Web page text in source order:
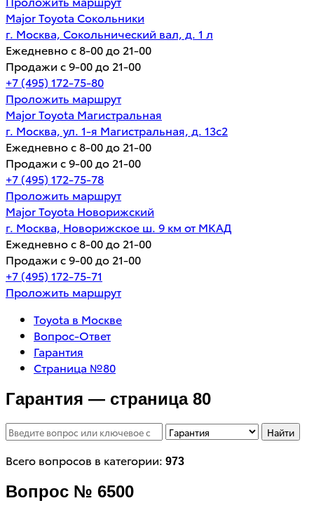
Major Toyota Сокольники
г. Москва, Сокольнический вал, д. 1 л
Ежедневно с 8-00 до 21-00
Продажи с 9-00 до 21-00
+7 (495) 172-75-80
Проложить маршрут
Major Toyota Магистральная
г. Москва, ул. 1-я Магистральная, д. 13с2
Ежедневно с 8-00 до 21-00
Продажи с 9-00 до 21-00
+7 (495) 172-75-78
Проложить маршрут
Major Toyota Новорижский
г. Москва, Новорижское ш. 9 км от МКАД
Ежедневно с 8-00 до 21-00
Продажи с 9-00 до 21-00
+7 (495) 172-75-71
Проложить маршрут
Toyota в Москве
Вопрос-Ответ
Гарантия
Страница №80
Гарантия — страница 80
Найти
Всего вопросов в категории: 973
Вопрос № 6500